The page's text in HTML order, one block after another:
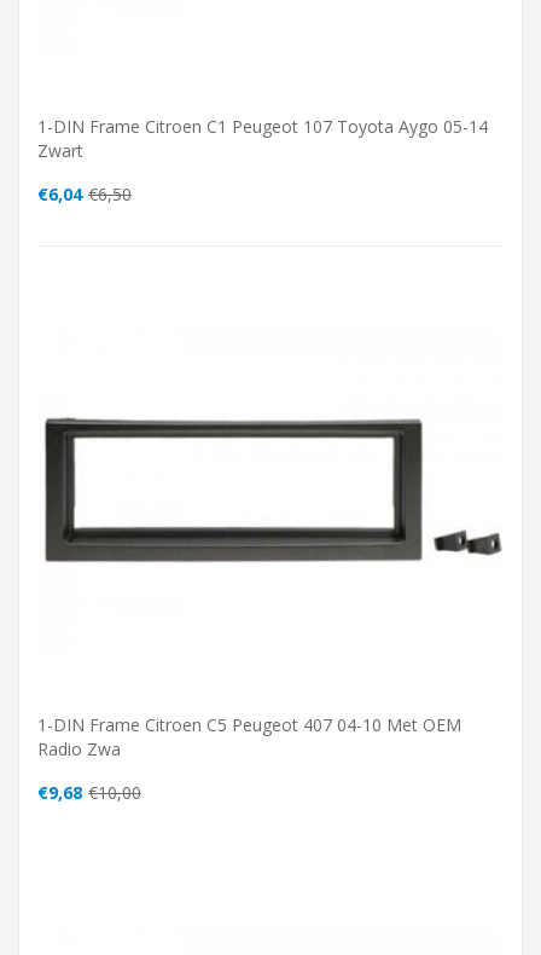
1-DIN Frame Citroen C1 Peugeot 107 Toyota Aygo 05-14
Zwart
€6,04 €6,50
1-DIN Frame Citroen C5 Peugeot 407 04-10 Met OEM
Radio Zwa
€9,68 €10,00